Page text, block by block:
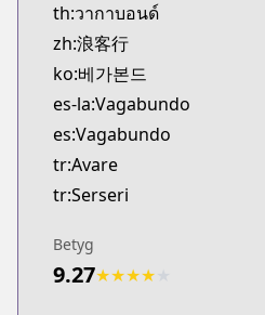
th:วากาบอนด์
zh:浪客行
ko:베가본드
es-la:Vagabundo
es:Vagabundo
tr:Avare
tr:Serseri
Betyg
9.27★★★★